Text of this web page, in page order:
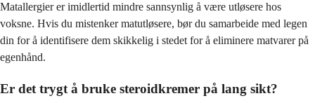
Matallergier er imidlertid mindre sannsynlig å være utløsere hos
voksne. Hvis du mistenker matutløsere, bør du samarbeide med legen
din for å identifisere dem skikkelig i stedet for å eliminere matvarer på
egenhånd.
Er det trygt å bruke steroidkremer på lang sikt?